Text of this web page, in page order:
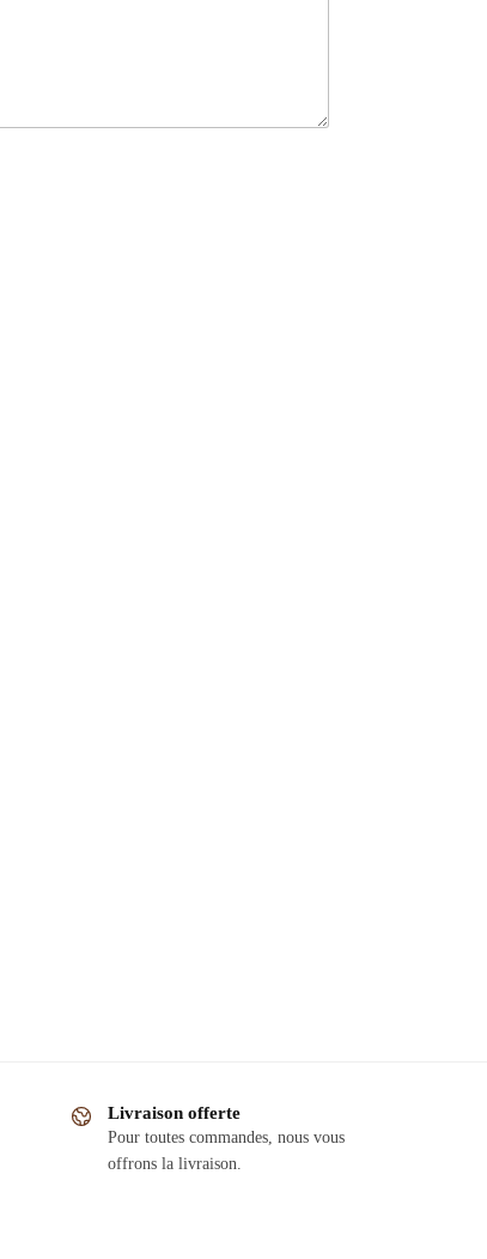
Livraison offerte
Pour toutes commandes, nous vous
offrons la livraison.